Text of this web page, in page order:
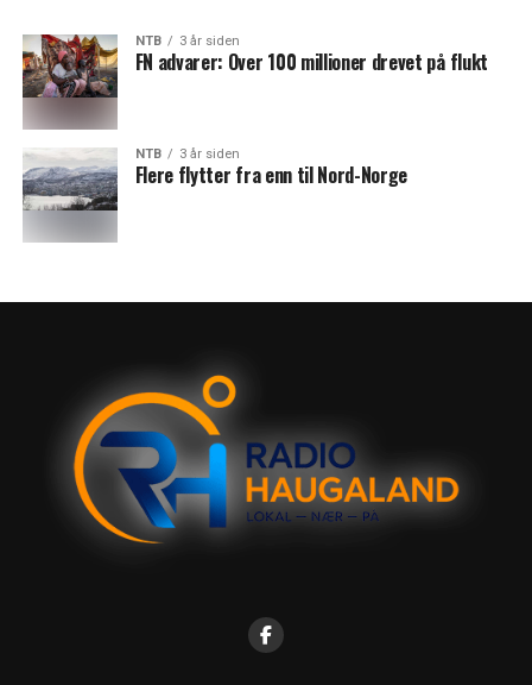
NTB 3 år siden
FN advarer: Over 100 millioner drevet på flukt
NTB 3 år siden
Flere flytter fra enn til Nord-Norge